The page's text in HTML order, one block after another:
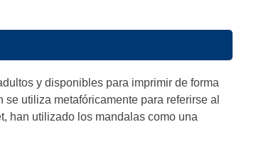
y disponibles para imprimir de forma
utiliza metafóricamente para referirse al
han utilizado los mandalas como una